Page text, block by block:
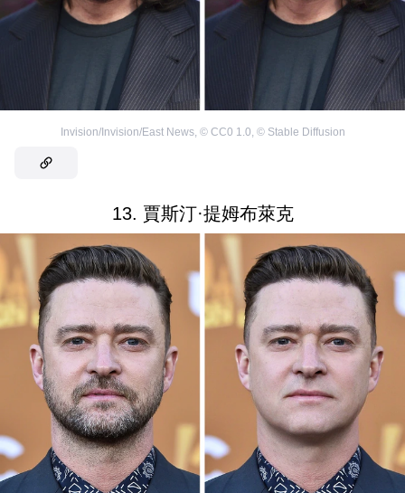
Invision/Invision/East News, © CC0 1.0 © Stable Diffusion
13. 賈斯汀·提姆布萊克